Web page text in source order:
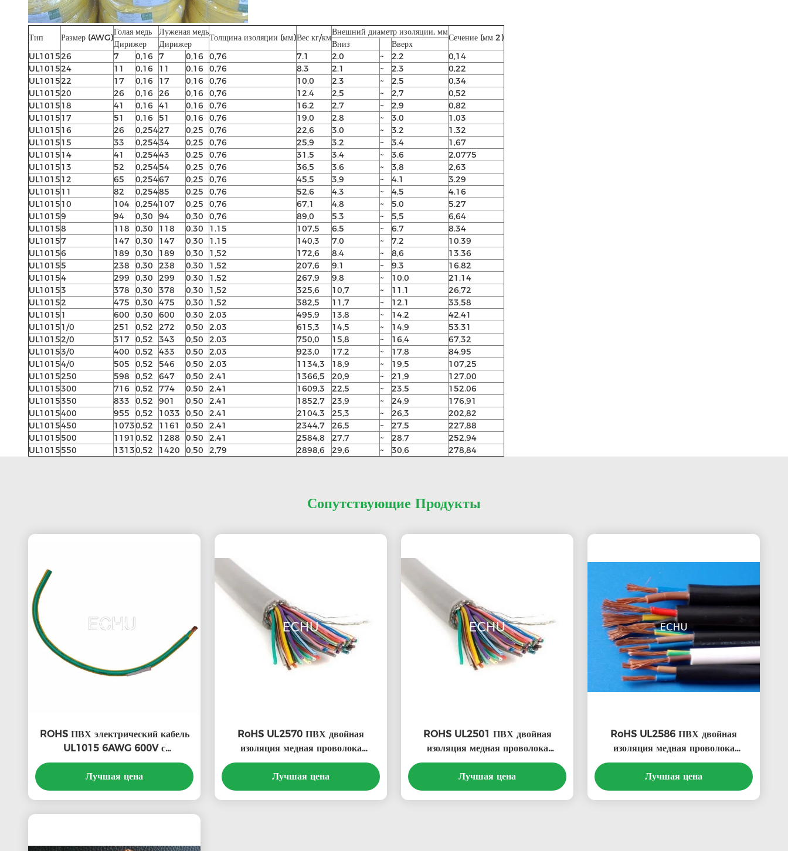
Тип Размер (AWG)
Голая медь Луженая медь
Толщина изоляции (мм)Вес кг/км
Внешний диаметр изоляции, мм
Сечение (мм 2)
Дирижер Дирижер Вниз
Вверх
UL101526 7 0,16 7 0,16 0,76 7.1 2.0 ~ 2.2
0,14
UL101524 11 0,16 11 0,16 0,76 8.3 2.1 ~ 2.3
0,22
UL101522 17 0,16 17 0,16 0,76 10,0 2.3 ~ 2,5
0,34
UL101520 26 0,16 26 0,16 0,76 12.4 2,5 ~ 2,7
0,52
UL101518 41 0,16 41 0,16 0,76 16.2 2,7 ~ 2,9
0,82
UL101517 51 0,16 51 0,16 0,76 19,0 2,8 ~ 3.0
1.03
UL101516 26 0,25427 0,25 0,76 22,6 3.0 ~ 3.2
1.32
UL101515 33 0,25434 0,25 0,76 25,9 3.2 ~ 3.4
1,67
UL101514 41 0,25443 0,25 0,76 31,5 3.4 ~ 3.6
2,0775
UL101513 52 0,25454 0,25 0,76 36,5 3.6 ~ 3,8
2,63
UL101512 65 0,25467 0,25 0,76 45,5 3,9 ~ 4.1
3.29
UL101511 82 0,25485 0,25 0,76 52,6 4.3 ~ 4,5
4.16
UL101510 104 0,254107 0,25 0,76 67,1 4,8 ~ 5.0
5.27
UL10159 94 0,30 94 0,30 0,76 89,0 5.3 ~ 5,5
6,64
UL10158 118 0,30 118 0,30 1.15 107,5 6,5 ~ 6.7
8.34
UL10157 147 0,30 147 0,30 1.15 140,3 7.0 ~ 7.2
10.39
UL10156 189 0,30 189 0,30 1,52 172,6 8.4 ~ 8,6
13.36
UL10155 238 0,30 238 0,30 1,52 207,6 9.1 ~ 9.3
16.82
UL10154 299 0,30 299 0,30 1,52 267,9 9,8 ~ 10,0
21.14
UL10153 378 0,30 378 0,30 1,52 325,6 10,7 ~ 11.1
26,72
UL10152 475 0,30 475 0,30 1,52 382,5 11,7 ~ 12.1
33,58
UL10151 600 0,30 600 0,30 2.03 495,9 13,8 ~ 14.2
42,41
UL10151/0 251 0,52 272 0,50 2.03 615,3 14,5 ~ 14,9
53.31
UL10152/0 317 0,52 343 0,50 2.03 750,0 15,8 ~ 16,4
67,32
UL10153/0 400 0,52 433 0,50 2.03 923,0 17.2 ~ 17,8
84,95
UL10154/0 505 0,52 546 0,50 2.03 1134,3 18,9 ~ 19,5
107,25
UL1015250 598 0,52 647 0,50 2.41 1366,5 20,9 ~ 21,9
127.00
UL1015300 716 0,52 774 0,50 2.41 1609,3 22,5 ~ 23,5
152.06
UL1015350 833 0,52 901 0,50 2.41 1852,7 23,9 ~ 24,9
176,91
UL1015400 955 0,52 1033 0,50 2.41 2104.3 25,3 ~ 26,3
202,82
UL1015450 10730,52 1161 0,50 2.41 2344,7 26,5 ~ 27,5
227,88
UL1015500 1191 0,52 1288 0,50 2.41 2584,8 27,7 ~ 28,7
252,94
UL1015550 13130,52 1420 0,50 2,79 2898,6 29,6 ~ 30,6 278,84
Сопутствующие Продукты
ROHS ПВХ электрический кабель
UL1015 6AWG 600V с
сертификатом UL
Лучшая цена
RoHS UL2570 ПВХ двойная
изоляция медная проволока
многоядерный кабель
Лучшая цена
ROHS UL2501 ПВХ двойная
изоляция медная проволока
многоядерный кабель, ECHU UL
кабель
Лучшая цена
RoHS UL2586 ПВХ двойная
изоляция медная проволока
многоядерный кабель
Лучшая цена